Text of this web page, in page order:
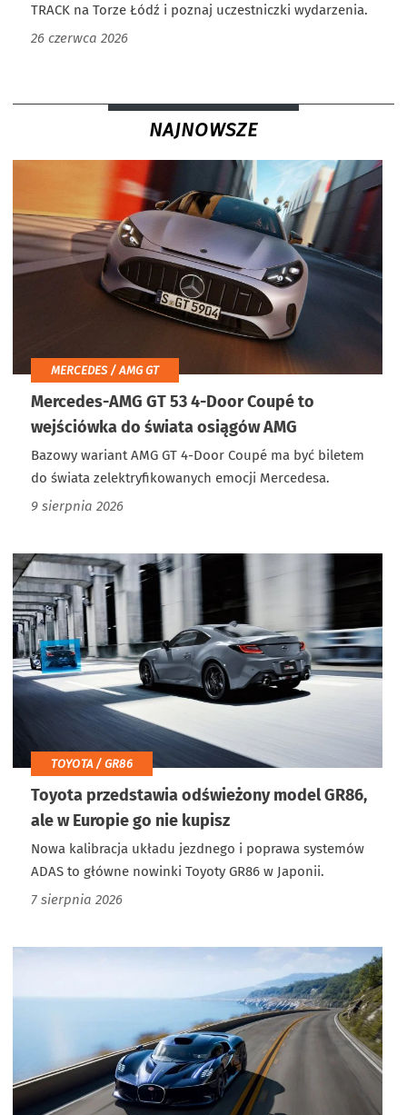
TRACK na Torze Łódź i poznaj uczestniczki wydarzenia.
26 czerwca 2026
NAJNOWSZE
MERCEDES / AMG GT
Mercedes-AMG GT 53 4-Door Coupé to
wejściówka do świata osiągów AMG
Bazowy wariant AMG GT 4-Door Coupé ma być biletem
do świata zelektryfikowanych emocji Mercedesa.
9 sierpnia 2026
TOYOTA / GR86
Toyota przedstawia odświeżony model GR86,
ale w Europie go nie kupisz
Nowa kalibracja układu jezdnego i poprawa systemów
ADAS to główne nowinki Toyoty GR86 w Japonii.
7 sierpnia 2026